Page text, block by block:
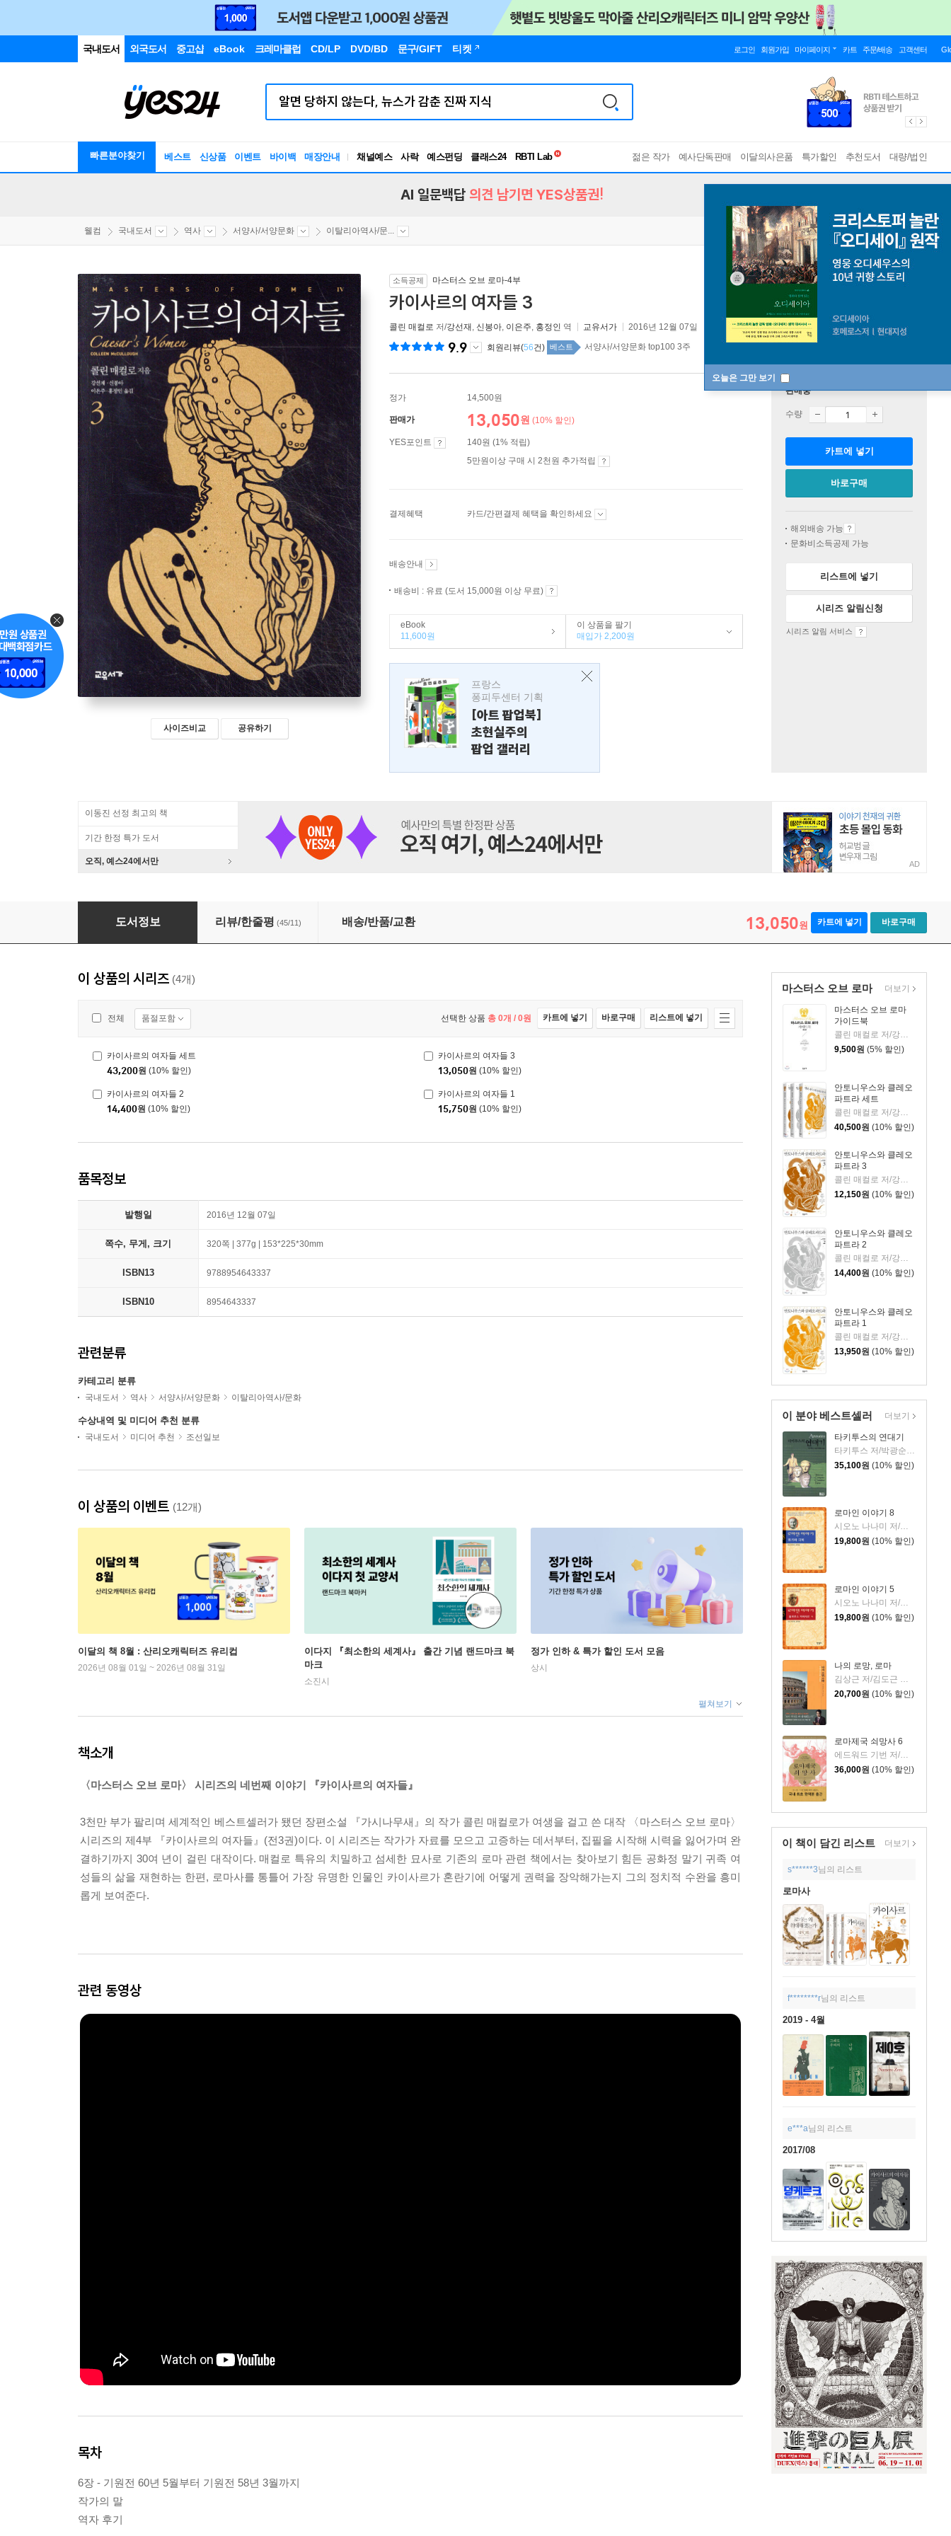
국내도서 외국도서 중고샵 eBook 크레마클럽 CD/LP DVD/BD 문구/GIFT 티켓 로그인 회원가입 마이페이지 카트 주문/배송 고객센터
빠른분야찾기 베스트 신상품 이벤트 바이백 매장안내 채널예스 사락 예스펀딩 클래스24
RBTI Lab
독서유형검사
젊은 작가 예사단독판매 이달의사은품 특가할인 추천도서 대량/법인
오늘은 그만 보기
AI 일문백답 의견 남기면 YES상품권!
웰컴 국내도서 역사 서양사/서양문화 이탈리아역사/문...
사이즈비교 공유하기
소득공제 마스터스 오브 로마-4부
카이사르의 여자들 3
콜린 매컬로 저/강선재 , 신봉아, 이은주, 홍정인 역 교유서가 2016년 12월 07일
9.9 회원리뷰(56건) 베스트 서양사/서양문화 top100 3주
정가 14,500원
판매가 13,050원 (10% 할인)
YES포인트
140원 (1% 적립)
5만원이상 구매 시 2천원 추가적립
결제혜택 카드/간편결제 혜택을 확인하세요
배송안내
배송비 : 유료 (도서 15,000원 이상 무료)
eBook
11,600원
이 상품을 팔기
매입가 2,200원
프랑스
퐁피두센터 기획
[아트 팝업북]
초현실주의
팝업 갤러리
판매중
수량
카트에 넣기
바로구매
해외배송 가능
문화비소득공제 가능
리스트에 넣기
시리즈 알림신청
시리즈 알림 서비스
이동진 선정 최고의 책
기간 한정 특가 도서
오직, 예스24에서만 AD
카이사르의 여자들 3
도서정보 리뷰/한줄평 (45/11) 배송/반품/교환 13,050원 카트에 넣기 바로구매
마스터스 오브 로마
마스터스 오브 로마
가이드북
콜린 매컬로 저/강선재,신봉아,이은주,홍정인 공역
9,500원 (5% 할인)
안토니우스와 클레오
파트라 세트
콜린 매컬로 저/강선재,신봉아,이은주,홍정인 공역
40,500원 (10% 할인)
안토니우스와 클레오
파트라 3
콜린 매컬로 저/강선재,신봉아,이은주,홍정인 공역
12,150원 (10% 할인)
안토니우스와 클레오
파트라 2
콜린 매컬로 저/강선재,신봉아,이은주,홍정인 공역
14,400원 (10% 할인)
안토니우스와 클레오
파트라 1
콜린 매컬로 저/강선재,신봉아,이은주,홍정인 공역
13,950원 (10% 할인)
더보기
이 분야 베스트셀러
타키투스의 연대기
35,100원 (10% 할인)
로마인 이야기 8
19,800원 (10% 할인)
로마인 이야기 5
19,800원 (10% 할인)
나의 로망, 로마
김상근 저/김도근 사진
20,700원 (10% 할인)
로마제국 쇠망사 6
에드워드 기번 저/송은주,조성숙,김지현 공역
36,000원 (10% 할인)
더보기
이 책이 담긴 리스트 더보기
s******3님의 리스트
로마사
f********r님의 리스트
2019 - 4월
e***a님의 리스트
2017/08
이 상품의 시리즈 (4개)
전체 품절포함 선택한 상품 총 0개 / 0원 카트에 넣기 바로구매 리스트에 넣기
카이사르의 여자들 세트
43,200원 (10% 할인)
카이사르의 여자들 3
13,050원 (10% 할인)
카이사르의 여자들 2
14,400원 (10% 할인)
카이사르의 여자들 1
15,750원 (10% 할인)
품목정보
발행일 2016년 12월 07일
쪽수, 무게, 크기 320쪽 | 377g | 153*225*30mm
ISBN13 9788954643337
ISBN10 8954643337
관련분류
카테고리 분류
국내도서 역사 서양사/서양문화 이탈리아역사/문화
수상내역 및 미디어 추천 분류
국내도서 미디어 추천 조선일보
이 상품의 이벤트 (12개)
이달의 책 8월 : 산리오캐릭터즈 유리컵
2026년 08월 01일 ~ 2026년 08월 31일
이다지 『최소한의 세계사』 출간 기념 랜드마크 북
마크
소진시
정가 인하 & 특가 할인 도서 모음
상시
펼쳐보기
책소개
〈마스터스 오브 로마〉 시리즈의 네번째 이야기 『카이사르의 여자들』
3천만 부가 팔리며 세계적인 베스트셀러가 됐던 장편소설 『가시나무새』의 작가 콜린 매컬로가 여생을 걸고 쓴 대작 〈마스터스 오브 로마〉
시리즈의 제4부 『카이사르의 여자들』(전3권)이다. 이 시리즈는 작가가 자료를 모으고 고증하는 데서부터, 집필을 시작해 시력을 잃어가며 완
결하기까지 30여 년이 걸린 대작이다. 매컬로 특유의 치밀하고 섬세한 묘사로 기존의 로마 관련 책에서는 찾아보기 힘든 공화정 말기 귀족 여
성들의 삶을 재현하는 한편, 로마사를 통틀어 가장 유명한 인물인 카이사르가 혼란기에 어떻게 권력을 장악해가는지 그의 정치적 수완을 흥미
롭게 보여준다.
관련 동영상
목차
6장 - 기원전 60년 5월부터 기원전 58년 3월까지
작가의 말
역자 후기